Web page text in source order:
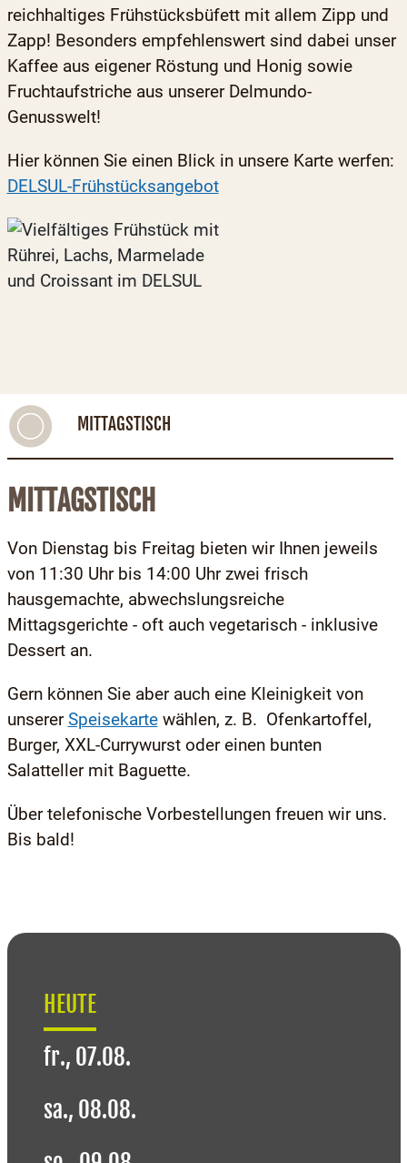
reichhaltiges Frühstücksbüfett mit allem Zipp und
Zapp! Besonders empfehlenswert sind dabei unser
Kaffee aus eigener Röstung und Honig sowie
Fruchtaufstriche aus unserer Delmundo-
Genusswelt!
Hier können Sie einen Blick in unsere Karte werfen:
DELSUL-Frühstücksangebot
MITTAGSTISCH
MITTAGSTISCH
Von Dienstag bis Freitag bieten wir Ihnen jeweils
von 11:30 Uhr bis 14:00 Uhr zwei frisch
hausgemachte, abwechslungsreiche
Mittagsgerichte - oft auch vegetarisch - inklusive
Dessert an.
Gern können Sie aber auch eine Kleinigkeit von
unsererSpeisekartewählen, z. B. Ofenkartoffel,
Burger, XXL-Currywurst oder einen bunten
Salatteller mit Baguette.
Über telefonische Vorbestellungen freuen wir uns.
Bis bald!
HEUTE
fr., 07.08.
sa., 08.08.